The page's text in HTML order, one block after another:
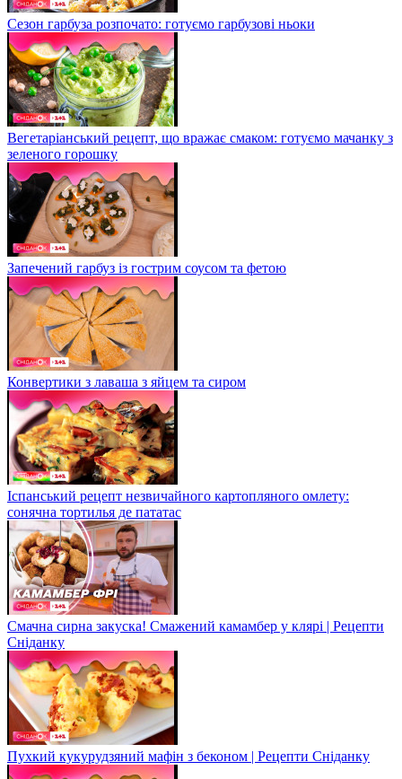
Сезон гарбуза розпочато: готуємо гарбузові ньоки
Вегетаріанський рецепт, що вражає смаком: готуємо мачанку з
зеленого горошку
Запечений гарбуз із гострим соусом та фетою
Конвертики з лаваша з яйцем та сиром
Іспанський рецепт незвичайного картопляного омлету:
сонячна тортилья де пататас
Смачна сирна закуска! Смажений камамбер у клярі | Рецепти
Сніданку
Пухкий кукурудзяний мафін з беконом | Рецепти Сніданку